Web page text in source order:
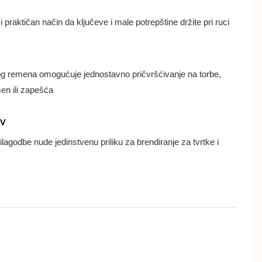
praktičan način da ključeve i male potrepštine držite pri ruci
remena omogućuje jednostavno pričvršćivanje na torbe,
ili zapešća
nude jedinstvenu priliku za brendiranje za tvrtke i